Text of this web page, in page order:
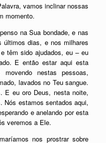
vamos inclinar nossas
momento.
na Sua bondade, e nas
dias, e nos milhares
têm sido ajudados, eu – eu
E então estar aqui esta
nestas pessoas,
lavados no Teu sangue.
E eu oro Deus, nesta noite,
Nós estamos sentados aqui,
e anelando por esta
veremos a Ele.
nos prostrar sobre